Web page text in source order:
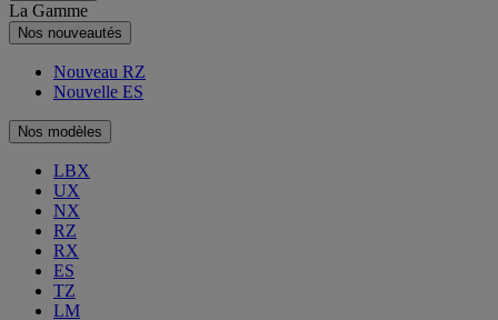
La Gamme
Nos nouveautés
Nouveau RZ
Nouvelle ES
Nos modèles
LBX
UX
NX
RZ
RX
ES
TZ
LM